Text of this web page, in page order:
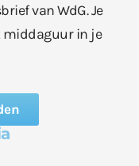
van WdG. Je
in je